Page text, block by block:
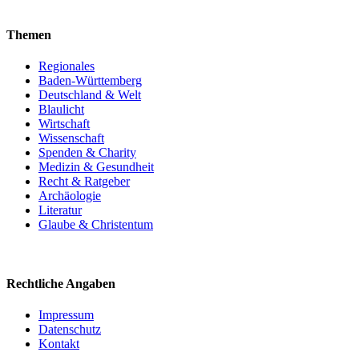
Themen
Regionales
Baden-Württemberg
Deutschland & Welt
Blaulicht
Wirtschaft
Wissenschaft
Spenden & Charity
Medizin & Gesundheit
Recht & Ratgeber
Archäologie
Literatur
Glaube & Christentum
Rechtliche Angaben
Impressum
Datenschutz
Kontakt